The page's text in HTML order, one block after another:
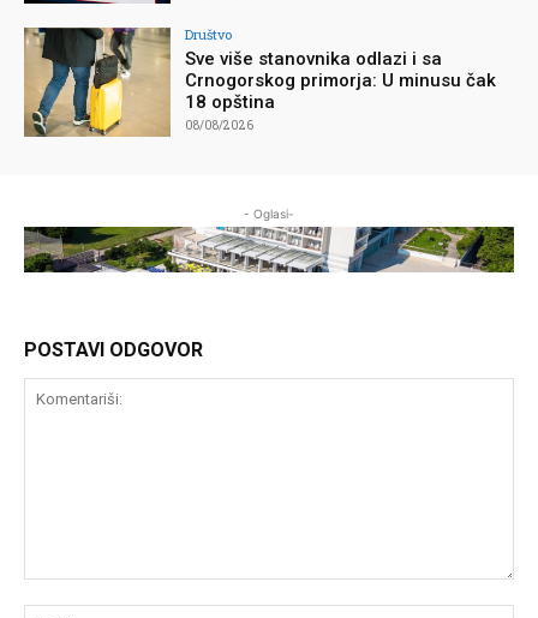
Društvo
Sve više stanovnika odlazi i sa
Crnogorskog primorja: U minusu čak
18 opština
08/08/2026
- Oglasi-
POSTAVI ODGOVOR